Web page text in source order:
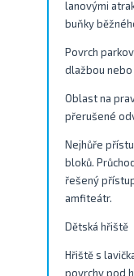
lanovými
buňky
Povrch
dlažbou
Oblast na
přerušené
Nejhůře
bloků.
řešený
amfiteátr.
Dětská hřiště
Hřiště s
povrchy pod